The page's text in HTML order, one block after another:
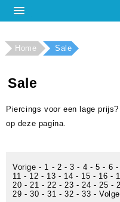
Home Sale
Sale
Piercings voor een lage
op deze pagina.
Vorige - 1 - 2 -3 - 4 -5 - 6 -
11 - 12 - 13 - 14 - 15 - 16 -
20 -21 -22 -23 -24 -25 -
29 -30 -31 -32 -33 -